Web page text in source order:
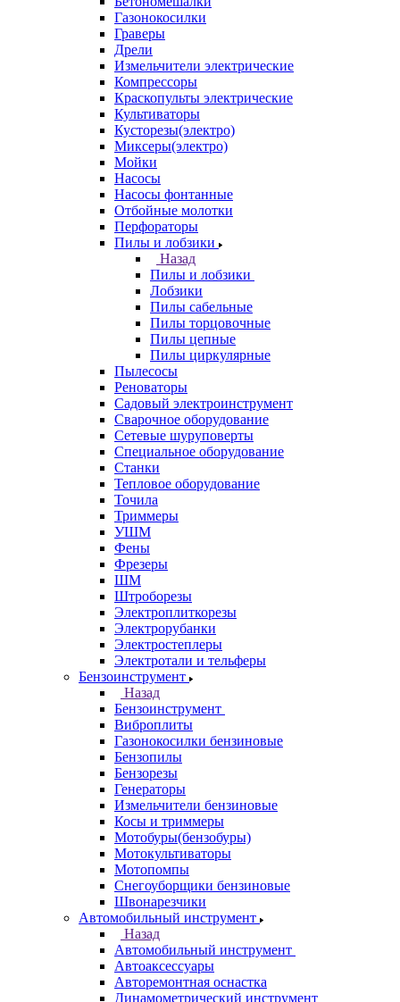
Газонокосилки
Граверы
Дрели
Измельчители электрические
Компрессоры
Краскопульты электрические
Культиваторы
Кусторезы(электро)
Миксеры(электро)
Мойки
Насосы
Насосы фонтанные
Отбойные молотки
Перфораторы
Пилы и лобзики
Назад
Пилы и лобзики
Лобзики
Пилы сабельные
Пилы торцовочные
Пилы цепные
Пилы циркулярные
Пылесосы
Реноваторы
Садовый электроинструмент
Сварочное оборудование
Сетевые шуруповерты
Специальное оборудование
Станки
Тепловое оборудование
Точила
Триммеры
УШМ
Фены
Фрезеры
ШМ
Штроборезы
Электроплиткорезы
Электрорубанки
Электростеплеры
Электротали и тельферы
Бензоинструмент
Назад
Бензоинструмент
Виброплиты
Газонокосилки бензиновые
Бензопилы
Бензорезы
Генераторы
Измельчители бензиновые
Косы и триммеры
Мотобуры(бензобуры)
Мотокультиваторы
Мотопомпы
Снегоуборщики бензиновые
Швонарезчики
Автомобильный инструмент
Назад
Автомобильный инструмент
Автоаксессуары
Авторемонтная оснастка
Динамометрический инструмент